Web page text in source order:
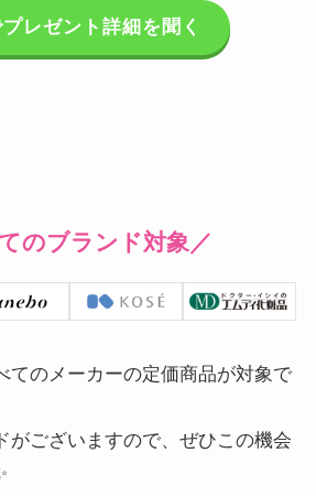
レゼント詳細を聞く
のブランド対象／
てのメーカーの定価商品が対象で
がございますので、ぜひこの機会